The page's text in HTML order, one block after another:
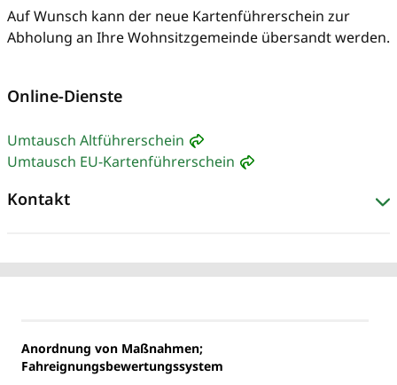
Auf Wunsch kann der neue Kartenführerschein zur
Abholung an Ihre Wohnsitzgemeinde übersandt werden.
Online-Dienste
Umtausch Altführerschein
Umtausch EU-Kartenführerschein
Kontakt
Anordnung von Maßnahmen;
Fahreignungsbewertungssystem